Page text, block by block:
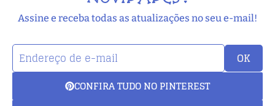
Assine e receba todas as atualizações no seu e-mail!
OK
CONFIRA TUDO NO PINTEREST